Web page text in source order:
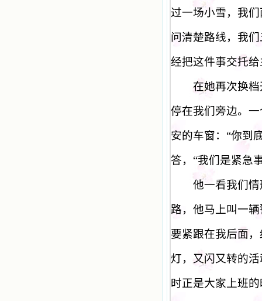
过一场小雪，我
问清楚路线，我
经把这件事交托
在她再次换档
停在我们旁边。
安的车窗： “你到
答， “我们是紧急
他一看我们情
路，他马上叫一
要紧跟在我后面
灯，又闪又转的
时正是大家上班